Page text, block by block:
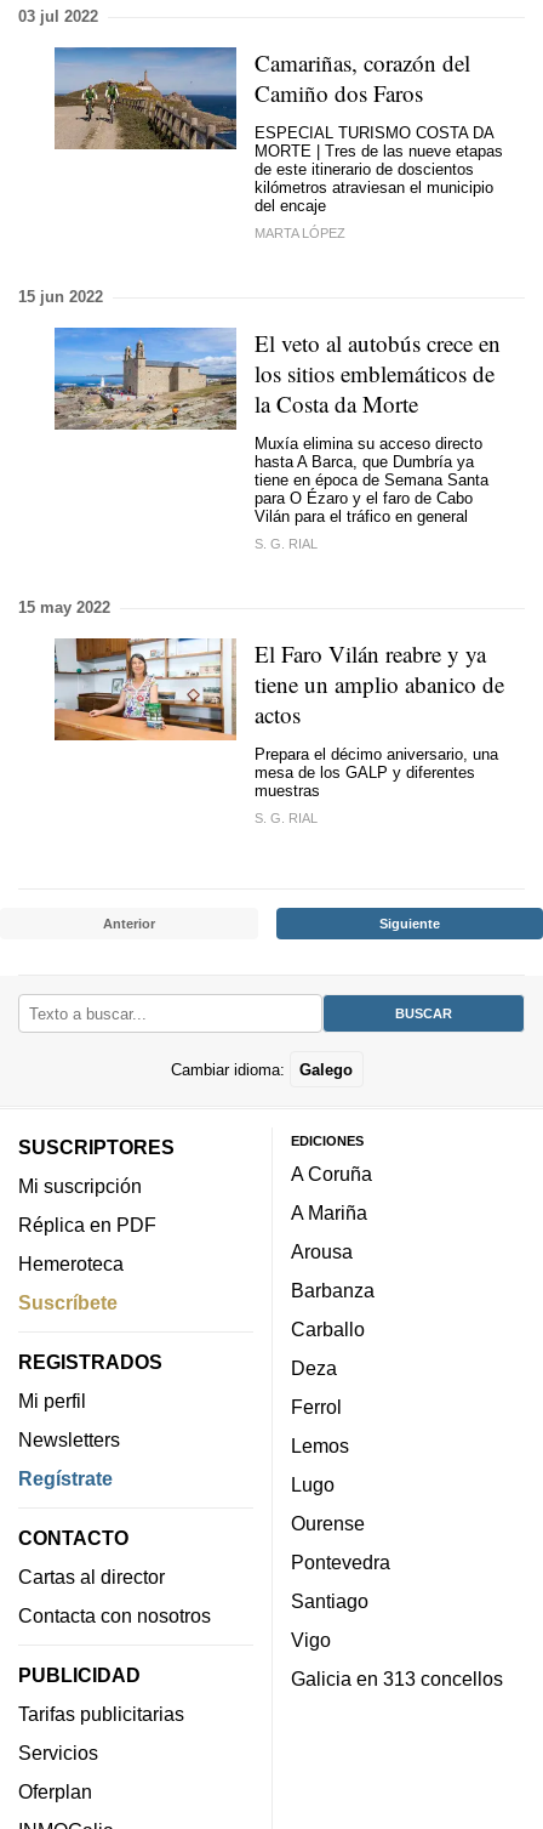
03 jul 2022
Camariñas, corazón del
Camiño dos Faros
ESPECIAL TURISMO COSTA DA
MORTE | Tres de las nueve etapas
de este itinerario de doscientos
kilómetros atraviesan el municipio
del encaje
MARTA LÓPEZ
15 jun 2022
El veto al autobús crece en
los sitios emblemáticos de
la Costa da Morte
Muxía elimina su acceso directo
hasta A Barca, que Dumbría ya
tiene en época de Semana Santa
para O Ézaro y el faro de Cabo
Vilán para el tráfico en general
S. G. RIAL
15 may 2022
El Faro Vilán reabre y ya
tiene un amplio abanico de
actos
Prepara el décimo aniversario, una
mesa de los GALP y diferentes
muestras
S. G. RIAL
Anterior Siguiente
Cambiar idioma: Galego
SUSCRIPTORES
Mi suscripción
Réplica en PDF
Hemeroteca
Suscríbete
REGISTRADOS
Mi perfil
Newsletters
Regístrate
CONTACTO
Cartas al director
Contacta con nosotros
PUBLICIDAD
Tarifas publicitarias
Servicios
Oferplan
EDICIONES
A Coruña
A Mariña
Arousa
Barbanza
Carballo
Deza
Ferrol
Lemos
Lugo
Ourense
Pontevedra
Santiago
Vigo
Galicia en 313 concellos